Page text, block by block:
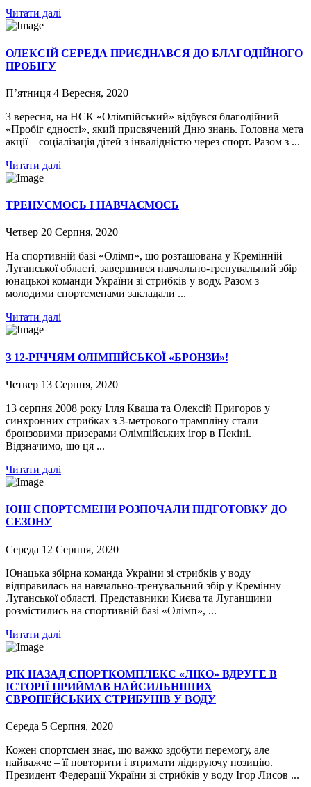
Читати далі
ОЛЕКСІЙ СЕРЕДА ПРИЄДНАВСЯ ДО БЛАГОДІЙНОГО
ПРОБІГУ
П’ятниця 4 Вересня, 2020
3 вересня, на НСК «Олімпійський» відбувся благодійний
«Пробіг єдності», який присвячений Дню знань. Головна мета
акції – соціалізація дітей з інвалідністю через спорт. Разом з ...
Читати далі
ТРЕНУЄМОСЬ І НАВЧАЄМОСЬ
Четвер 20 Серпня, 2020
На спортивній базі «Олімп», що розташована у Кремінній
Луганської області, завершився навчально-тренувальний збір
юнацької команди України зі стрибків у воду. Разом з
молодими спортсменами закладали ...
Читати далі
З 12-РІЧЧЯМ ОЛІМПІЙСЬКОЇ «БРОНЗИ»!
Четвер 13 Серпня, 2020
13 серпня 2008 року Ілля Кваша та Олексій Пригоров у
синхронних стрибках з 3-метрового трампліну стали
бронзовими призерами Олімпійських ігор в Пекіні.
Відзначимо, що ця ...
Читати далі
ЮНІ СПОРТСМЕНИ РОЗПОЧАЛИ ПІДГОТОВКУ ДО
СЕЗОНУ
Середа 12 Серпня, 2020
Юнацька збірна команда України зі стрибків у воду
відправилась на навчально-тренувальний збір у Кремінну
Луганської області. Представники Києва та Луганщини
розмістились на спортивній базі «Олімп», ...
Читати далі
РІК НАЗАД СПОРТКОМПЛЕКС «ЛІКО» ВДРУГЕ В
ІСТОРІЇ ПРИЙМАВ НАЙСИЛЬНІШИХ
ЄВРОПЕЙСЬКИХ СТРИБУНІВ У ВОДУ
Середа 5 Серпня, 2020
Кожен спортсмен знає, що важко здобути перемогу, але
найважче – її повторити і втримати лідируючу позицію.
Президент Федерації України зі стрибків у воду Ігор Лисов ...